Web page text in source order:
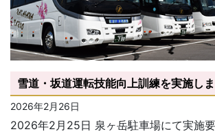
雪道・坂道運転技能向上訓練を実施しま
2026年2月26日
2026年2月25日 泉ヶ岳駐車場にて実施